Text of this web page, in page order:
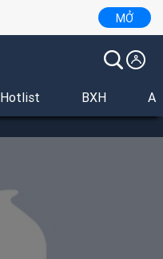
MỞ
Hotlist BXH